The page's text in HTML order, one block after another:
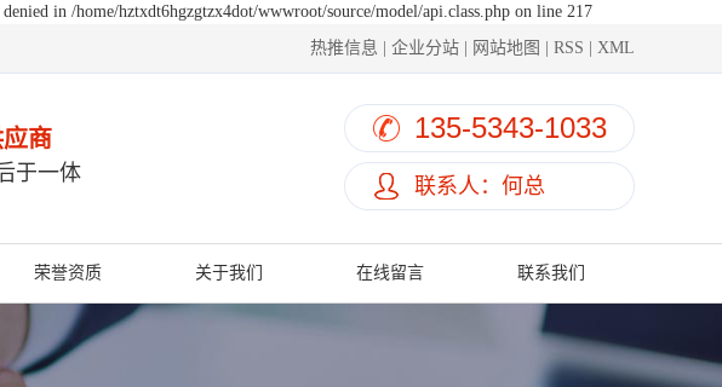
in /home/hztxdt6hgzgtzx4dot/wwwroot/source/model/api.class.php on line 217
热推信息 企业分站 网站地图 RSS XML
商
于一体
135-5343-1033
联系人：何总
荣誉资质 关于我们 在线留言 联系我们